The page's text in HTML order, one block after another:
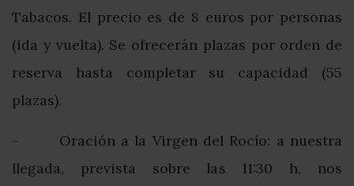
Tabacos. El precio es de 8 euros por personas
(ida y vuelta). Se ofrecerán plazas por orden de
reserva hasta completar su capacidad (55
plazas).
- Oración a la Virgen del Rocío: a nuestra
llegada, prevista sobre las 11:30 h, nos